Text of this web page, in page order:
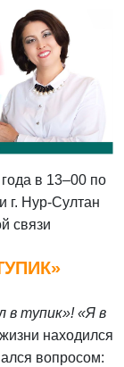
в 13–00 по
г. Нур-Султан
связи
в тупик»! «Я в
находился
вопросом: